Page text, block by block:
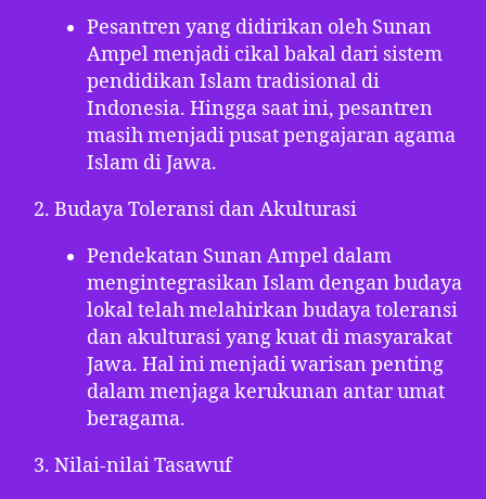
Pesantren yang didirikan oleh Sunan
Ampel menjadi cikal bakal dari sistem
pendidikan Islam tradisional di
Indonesia. Hingga saat ini, pesantren
masih menjadi pusat pengajaran agama
Islam di Jawa.
Budaya Toleransi dan Akulturasi
Pendekatan Sunan Ampel dalam
mengintegrasikan Islam dengan budaya
lokal telah melahirkan budaya toleransi
dan akulturasi yang kuat di masyarakat
Jawa. Hal ini menjadi warisan penting
dalam menjaga kerukunan antar umat
beragama.
Nilai-nilai Tasawuf